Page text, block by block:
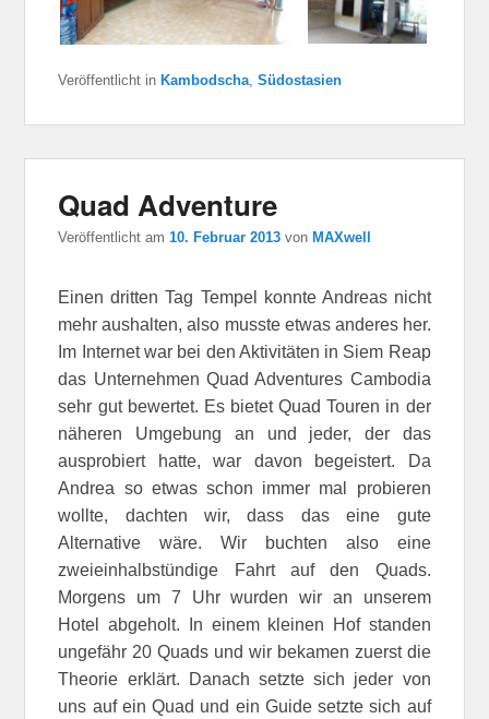
Veröffentlicht in Kambodscha ,Südostasien
Quad Adventure
Veröffentlicht am10. Februar 2013 von MAXwell
Einen dritten Tag Tempel konnte Andreas nicht
mehr aushalten, also musste etwas anderes her.
Im Internet war bei den Aktivitäten in Siem Reap
das Unternehmen Quad Adventures Cambodia
sehr gut bewertet. Es bietet Quad Touren in der
näheren Umgebung an und jeder, der das
ausprobiert hatte, war davon begeistert. Da
Andrea so etwas schon immer mal probieren
wollte, dachten wir, dass das eine gute
Alternative wäre. Wir buchten also eine
zweieinhalbstündige Fahrt auf den Quads.
Morgens um 7 Uhr wurden wir an unserem
Hotel abgeholt. In einem kleinen Hof standen
ungefähr 20 Quads und wir bekamen zuerst die
Theorie erklärt. Danach setzte sich jeder von
uns auf ein Quad und ein Guide setzte sich auf